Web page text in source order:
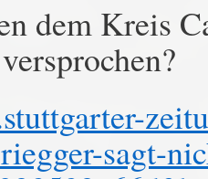
dem Kreis
sagt-